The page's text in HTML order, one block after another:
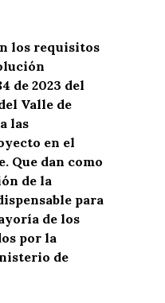
los requisitos
de 2023 del
Valle de
las
en el
Que dan como
de la
para
de los
por la
de